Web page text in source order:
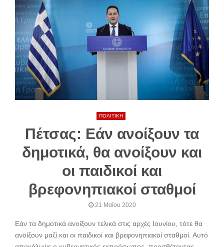
ΠΟΛΙΤΙΚΗ
Πέτσας: Εάν ανοίξουν τα
δημοτικά, θα ανοίξουν και
οι παιδικοί και
βρεφονηπιακοί σταθμοί
21 Μαΐου 2020
Εάν τα δημοτικά ανοίξουν τελικά στις αρχές Ιουνίου, τότε θα
ανοίξουν μαζί και οι παιδικοί και βρεφονηπιακοί σταθμοί. Αυτό